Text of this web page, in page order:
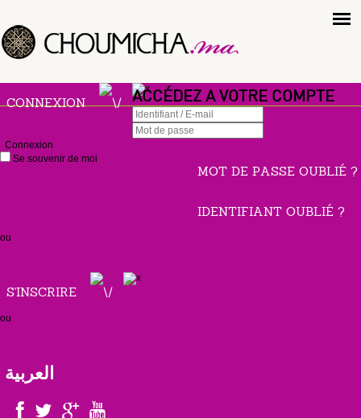
CONNEXION ACCÉDEZ A VOTRE COMPTE
Connexion
Se souvenir de moi
MOT DE PASSE OUBLIÉ ?
IDENTIFIANT OUBLIÉ ?
ou
S'INSCRIRE
ou
العربية